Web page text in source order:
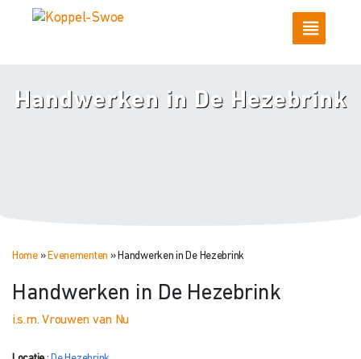
Handwerken in De Hezebrink
Home» Evenementen » Handwerken in De Hezebrink
Handwerken in De Hezebrink
i.s.m. Vrouwen van Nu